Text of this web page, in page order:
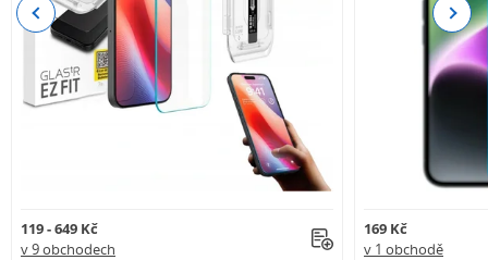
119 - 649 Kč
v 9 obchodech
169 Kč
v 1 obchodě
Previous Next